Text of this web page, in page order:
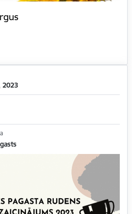
2023